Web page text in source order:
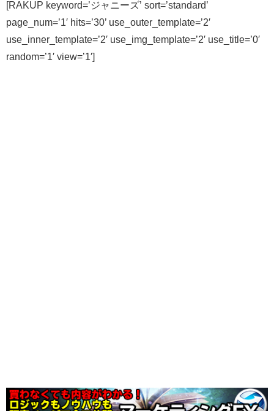
[RAKUP keyword=’ジャニーズ’ sort=’standard’
page_num=’1′ hits=’30’ use_outer_template=’2′
use_inner_template=’2′ use_img_template=’2′ use_title=’0′
random=’1′ view=’1′]